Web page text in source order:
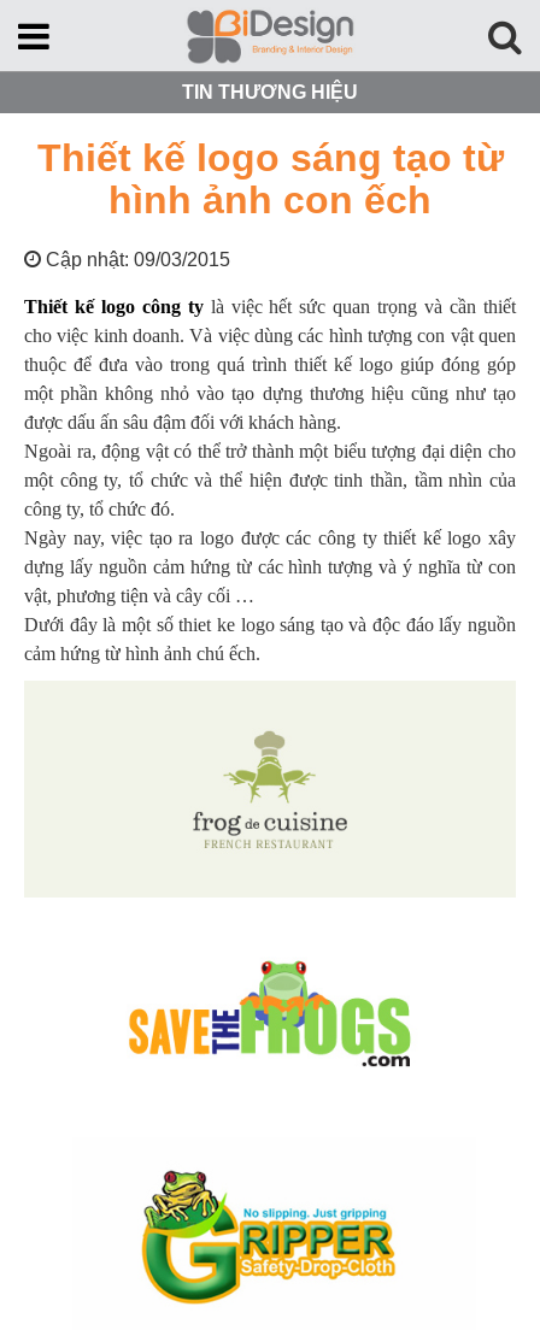
TIN THƯƠNG HIỆU
Thiết kế logo sáng tạo từ
hình ảnh con ếch
Cập nhật: 09/03/2015
Thiết kế logo công tylà việc hết sức quan trọng và cần thiết
cho việc kinh doanh. Và việc dùng các hình tượng con vật quen
thuộc để đưa vào trong quá trình thiết kế logo giúp đóng góp
một phần không nhỏ vào tạo dựng thương hiệu cũng như tạo
được dấu ấn sâu đậm đối với khách hàng.
Ngoài ra, động vật có thể trở thành một biểu tượng đại diện cho
một công ty, tổ chức và thể hiện được tinh thần, tầm nhìn của
công ty, tổ chức đó.
Ngày nay, việc tạo ra logo được các công ty thiết kế logo xây
dựng lấy nguồn cảm hứng từ các hình tượng và ý nghĩa từ con
vật, phương tiện và cây cối …
Dưới đây là một số thiet ke logo sáng tạo và độc đáo lấy nguồn
cảm hứng từ hình ảnh chú ếch.